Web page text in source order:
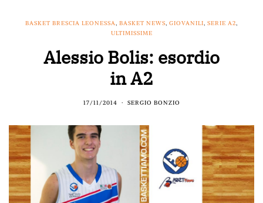
BASKET BRESCIA LEONESSA, BASKET NEWS, GIOVANILI, SERIE A2,
ULTIMISSIME
Alessio Bolis: esordio
in A2
17/11/2014 SERGIO BONZIO